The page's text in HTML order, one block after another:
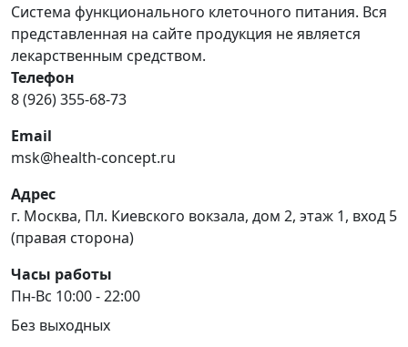
Система функционального клеточного питания. Вся
представленная на сайте продукция не является
лекарственным средством.
Телефон
8 (926) 355-68-73
Email
msk@health-concept.ru
Адрес
г. Москва, Пл. Киевского вокзала, дом 2, этаж 1, вход 5
(правая сторона)
Часы работы
Пн-Вс 10:00 - 22:00
Без выходных